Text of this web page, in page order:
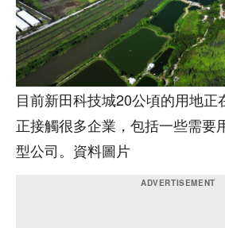
目前新田科技城20公頃的用地正
正接觸很多企業，包括一些需要
型公司。資料圖片